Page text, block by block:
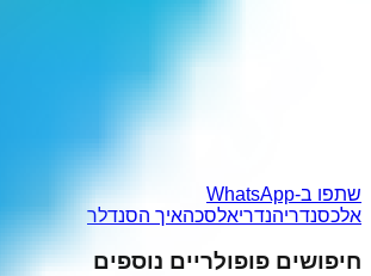
שתפו ב-WhatsApp
אלכסנדריהנדריאלסכהאיך הסנדלר
חיפושים פופולריים נוספים